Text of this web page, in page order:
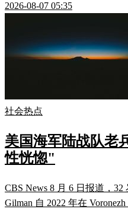
2026-08-07 05:35
社会热点
美国海军陆战队老
性恍惚"
CBS News 8 月 6 日报道，
Gilman 自 2022 年在